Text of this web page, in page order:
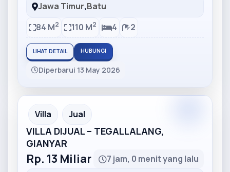
Jawa Timur,Batu
84 M2 110 M2 4 2
LIHAT DETAIL HUBUNGI
Diperbarui 13 May 2026
Partner Ad
Villa Jual
VILLA DIJUAL – TEGALLALANG,
GIANYAR
Rp. 13 Miliar
7 jam, 0 menit yang lalu